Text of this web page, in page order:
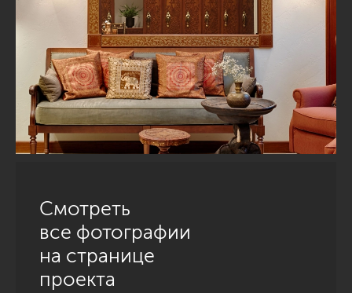
Смотреть
все фотографии
на странице
проекта